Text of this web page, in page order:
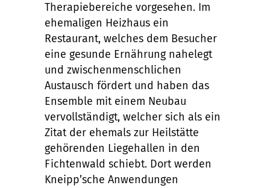
Therapiebereiche vorgesehen. Im
ehemaligen Heizhaus ein
Restaurant, welches dem Besucher
eine gesunde Ernährung nahelegt
und zwischenmenschlichen
Austausch fördert und haben das
Ensemble mit einem Neubau
vervollständigt, welcher sich als ein
Zitat der ehemals zur Heilstätte
gehörenden Liegehallen in den
Fichtenwald schiebt. Dort werden
Kneipp’sche Anwendungen